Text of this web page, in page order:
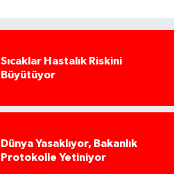
Sıcaklar Hastalık Riskini
Büyütüyor
Dünya Yasaklıyor, Bakanlık
Protokolle Yetiniyor